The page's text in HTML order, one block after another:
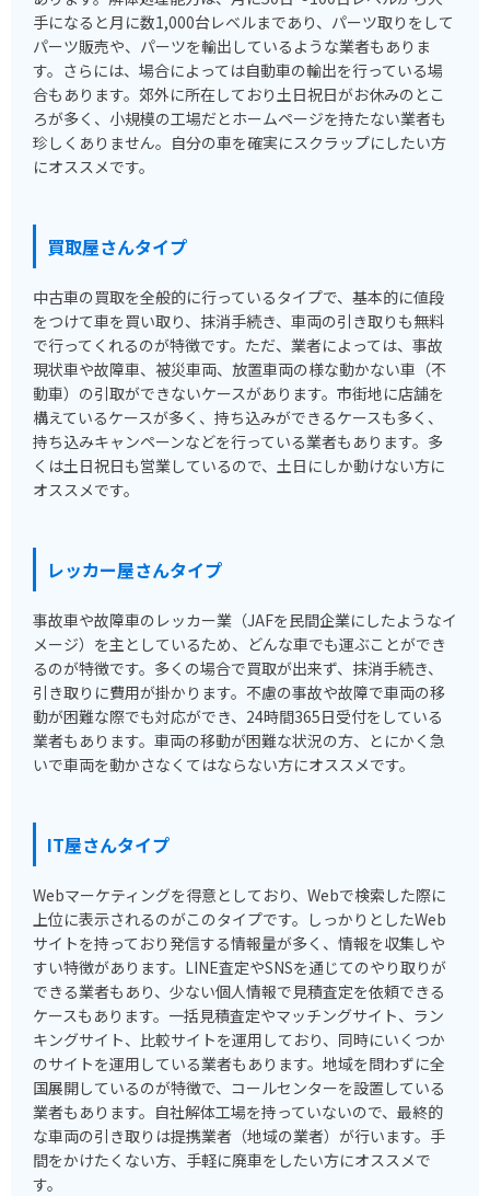
手になると月に数1,000台レベルまであり、パーツ取りをして
パーツ販売や、パーツを輸出しているような業者もありま
す。さらには、場合によっては自動車の輸出を行っている場
合もあります。郊外に所在しており土日祝日がお休みのとこ
ろが多く、小規模の工場だとホームページを持たない業者も
珍しくありません。自分の車を確実にスクラップにしたい方
にオススメです。
買取屋さんタイプ
中古車の買取を全般的に行っているタイプで、基本的に値段
をつけて車を買い取り、抹消手続き、車両の引き取りも無料
で行ってくれるのが特徴です。ただ、業者によっては、事故
現状車や故障車、被災車両、放置車両の様な動かない車（不
動車）の引取ができないケースがあります。市街地に店舗を
構えているケースが多く、持ち込みができるケースも多く、
持ち込みキャンペーンなどを行っている業者もあります。多
くは土日祝日も営業しているので、土日にしか動けない方に
オススメです。
レッカー屋さんタイプ
事故車や故障車のレッカー業（JAFを民間企業にしたようなイ
メージ）を主としているため、どんな車でも運ぶことができ
るのが特徴です。多くの場合で買取が出来ず、抹消手続き、
引き取りに費用が掛かります。不慮の事故や故障で車両の移
動が困難な際でも対応ができ、24時間365日受付をしている
業者もあります。車両の移動が困難な状況の方、とにかく急
いで車両を動かさなくてはならない方にオススメです。
IT屋さんタイプ
Webマーケティングを得意としており、Webで検索した際に
上位に表示されるのがこのタイプです。しっかりとしたWeb
サイトを持っており発信する情報量が多く、情報を収集しや
すい特徴があります。LINE査定やSNSを通じてのやり取りが
できる業者もあり、少ない個人情報で見積査定を依頼できる
ケースもあります。一括見積査定やマッチングサイト、ラン
キングサイト、比較サイトを運用しており、同時にいくつか
のサイトを運用している業者もあります。地域を問わずに全
国展開しているのが特徴で、コールセンターを設置している
業者もあります。自社解体工場を持っていないので、最終的
な車両の引き取りは提携業者（地域の業者）が行います。手
間をかけたくない方、手軽に廃車をしたい方にオススメで
す。